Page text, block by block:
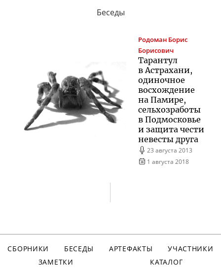
Беседы
Родоман Борис
Борисович
Тарантул
в Астрахани,
одиночное
восхождение
на Памире,
сельхозработы
в Подмосковье
и защита чести
невесты друга
23 августа 2013
1 августа 2018
СБОРНИКИ БЕСЕДЫ АРТЕФАКТЫ
УЧАСТНИКИ
ЗАМЕТКИ
КАТАЛОГ